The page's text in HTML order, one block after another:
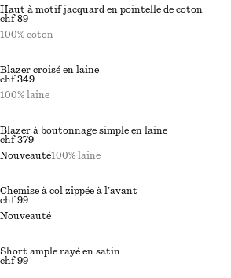
Haut à motif jacquard en pointelle de coton
chf 89
100% coton
Blazer croisé en laine
chf 349
100% laine
Blazer à boutonnage simple en laine
chf 379
Nouveauté100% laine
Chemise à col zippée à l’avant
chf 99
Nouveauté
Short ample rayé en satin
chf 99